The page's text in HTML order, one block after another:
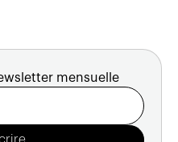
mensuelle